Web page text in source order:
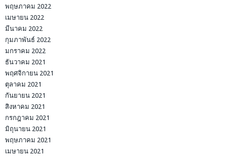
พฤษภาคม 2022
เมษายน 2022
มีนาคม 2022
กุมภาพันธ์ 2022
มกราคม 2022
ธันวาคม 2021
พฤศจิกายน 2021
ตุลาคม 2021
กันยายน 2021
สิงหาคม 2021
กรกฎาคม 2021
มิถุนายน 2021
พฤษภาคม 2021
เมษายน 2021